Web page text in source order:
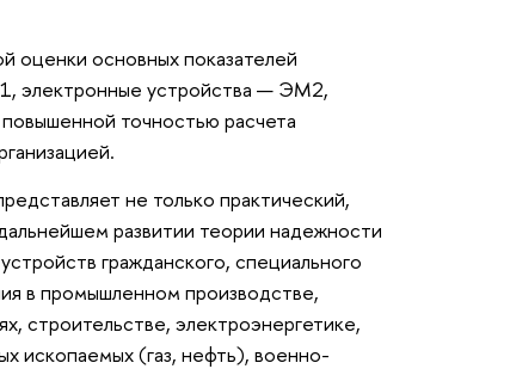
оценки основных показателей
электронные устройства — ЭМ2,
точностью расчета
не только практический,
развитии теории надежности
гражданского, специального
в промышленном производстве,
строительстве, электроэнергетике,
ископаемых (газ, нефть), военно-